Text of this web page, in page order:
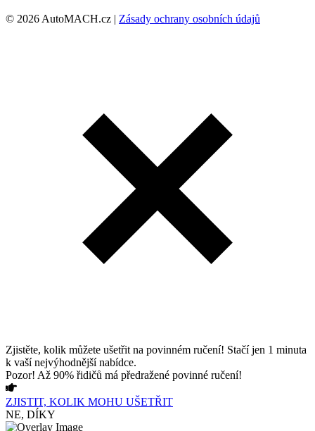
© 2026 AutoMACH.cz | Zásady ochrany osobních údajů
Zjistěte, kolik můžete ušetřit na povinném ručení! Stačí jen 1 minuta
k vaší nejvýhodnější nabídce.
Pozor! Až 90% řidičů má předražené povinné ručení!
ZJISTIT, KOLIK MOHU UŠETŘIT
NE, DÍKY